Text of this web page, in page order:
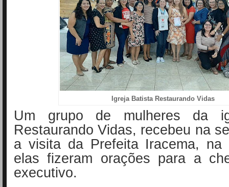
Igreja Batista Restaurando Vidas
Um grupo de mulheres da
Restaurando Vidas, recebeu na
a visita da Prefeita Iracema, na
elas fizeram orações para a
executivo.